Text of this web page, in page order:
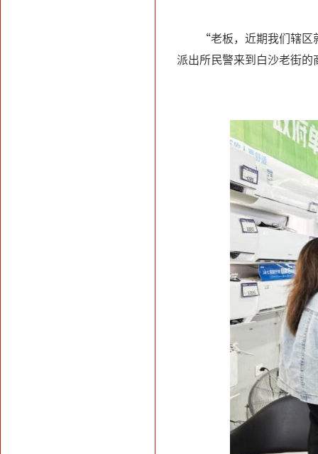
“老板，近期我们辖
派出所民警来到白沙老街